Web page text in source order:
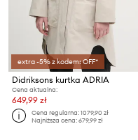
extra -5% z kodem: OFF*
Didriksons kurtka ADRIA
Cena aktualna:
649,99 zł
Cena regularna:1079,90 zł
Najniższa cena:679,99 zł